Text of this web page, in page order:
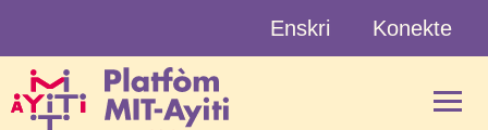
content
Enskri Konekte